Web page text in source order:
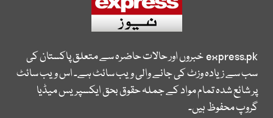
express.pkخبروں اور حالات حاضرہ سے متعلق پاکستان کی
سب سے زیادہ وزٹ کی جانے والی ویب سائٹ ہے۔ اس ویب سائٹ
پر شائع شدہ تمام مواد کے جملہ حقوق بحق ایکسپریس میڈیا
گروپ محفوظ ہیں۔